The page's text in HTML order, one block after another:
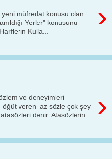
›
yeni müfredat konusu olan
Yerler" konusunu
Kulla...
›
ve deneyimleri
öğüt veren, az sözle çok şey
denir. Atasözlerin...